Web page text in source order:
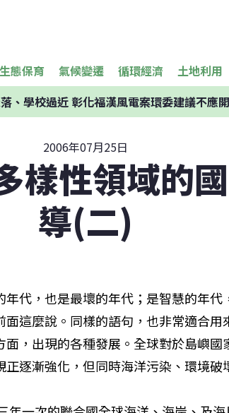
生態保育 氣候變遷 循環經濟 土地利用
、學校過近 彰化福漢風電案環委建議不應
2006年07月25日
樣性領域的
導(二)
年代，也是最壞的年代；是智慧的年
面這麼說。同樣的語句，也非常適合
面，出現的各種發展。全球對於島嶼
正逐漸強化，但同時海洋污染、環境破